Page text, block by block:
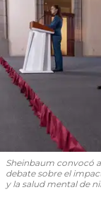
Sheinbaum convocó
debate sobre el
y la salud mental de